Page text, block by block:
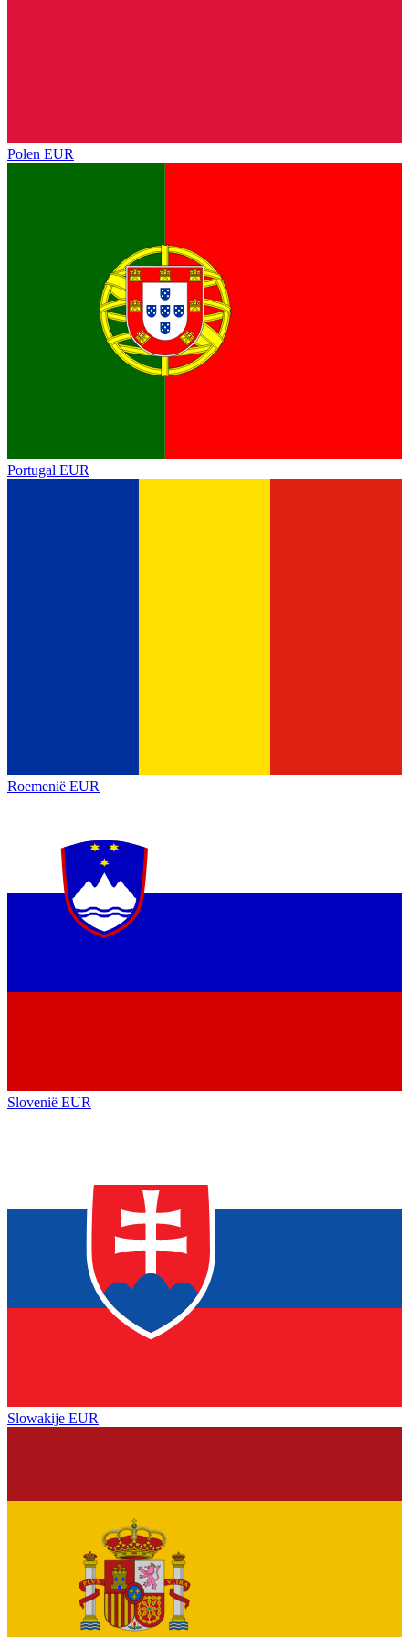
Polen EUR
Portugal EUR
Roemenië EUR
Slovenië EUR
Slowakije EUR